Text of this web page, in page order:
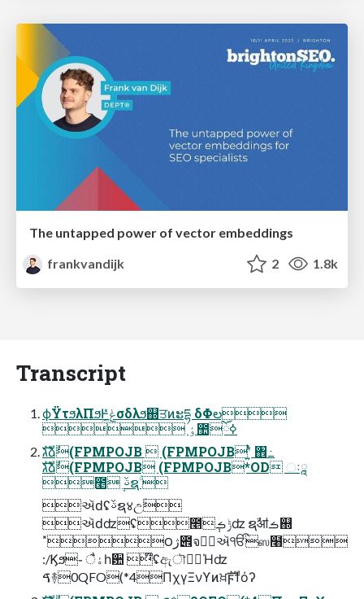
The untapped power of vector embeddings
frankvandijk
2 1.8k
Transcript
ϕΫτϧλΠϧͰݟ͖͑ͯͨσδλϧ஍ਤͷະདྷ δΦల
 ٶ಺ོߦ
גࣜձࣾ(FPMPOJB  (FPMPOJBʹ͍ͭͯ ঎߸
גࣜձࣾ(FPMPOJB (FPMPOJB*OD ઃཱ
೥݄ ࢿຊۚ 
ઍԁʢࢿຊ४උۚ
ઍԁʣʢ೥݄ݱࡏʣ ຊࣾॴࡏ஍
˟౦ژ౎จژ۠ઍੴஸ໨
:/Ϗϧ֊ ैۀһ਺ ໊ʢඇৗۈؚΉʣ
ࠃ࿈0QFO(*4ΠχγΞνϒͷਖ਼ࣜϝϯόʔ